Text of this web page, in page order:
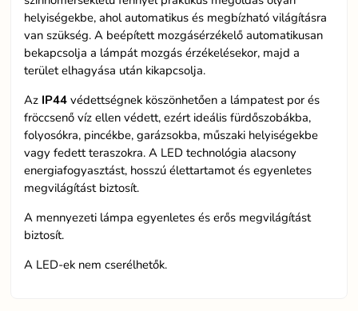
helyiségekbe, ahol automatikus és megbízható világításra
van szükség. A beépített mozgásérzékelő automatikusan
bekapcsolja a lámpát mozgás érzékelésekor, majd a
terület elhagyása után kikapcsolja.
Az IP44 védettségnek köszönhetően a lámpatest por és
fröccsenő víz ellen védett, ezért ideális fürdőszobákba,
folyosókra, pincékbe, garázsokba, műszaki helyiségekbe
vagy fedett teraszokra. A LED technológia alacsony
energiafogyasztást, hosszú élettartamot és egyenletes
megvilágítást biztosít.
A mennyezeti lámpa egyenletes és erős megvilágítást
biztosít.
A LED-ek nem cserélhetők.